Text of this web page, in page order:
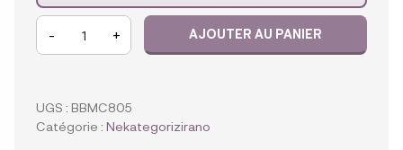
quantité
pour
enfants
Baobaby,
- + AJOUTER AU PANIER
UGS : BBMC805
Catégorie : Nekategorizirano